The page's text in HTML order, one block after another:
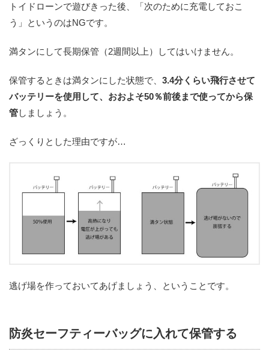
トイドローンで遊びきった後、「次のために充電しておこ
う」というのはNGです。
満タンにして長期保管（2週間以上）してはいけません。
保管するときは満タンにした状態で、 3.4分くらい飛行させて
バッテリーを使用して、おおよそ50％前後まで使ってから保
管しましょう。
ざっくりとした理由ですが…
逃げ場を作っておいてあげましょう、ということです。
防炎セーフティーバッグに入れて保管する